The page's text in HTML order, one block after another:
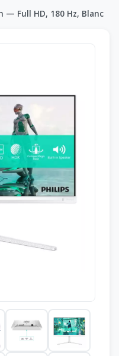
— Full HD, 180 Hz, Blanc